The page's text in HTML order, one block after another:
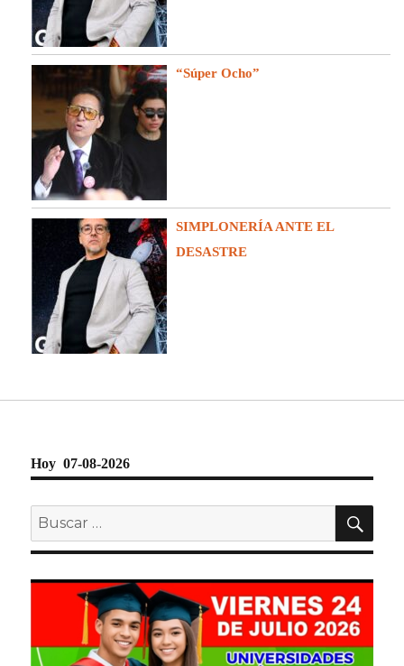
“Súper Ocho”
SIMPLONERÍA ANTE EL
DESASTRE
Hoy 07-08-2026
Buscar
por: